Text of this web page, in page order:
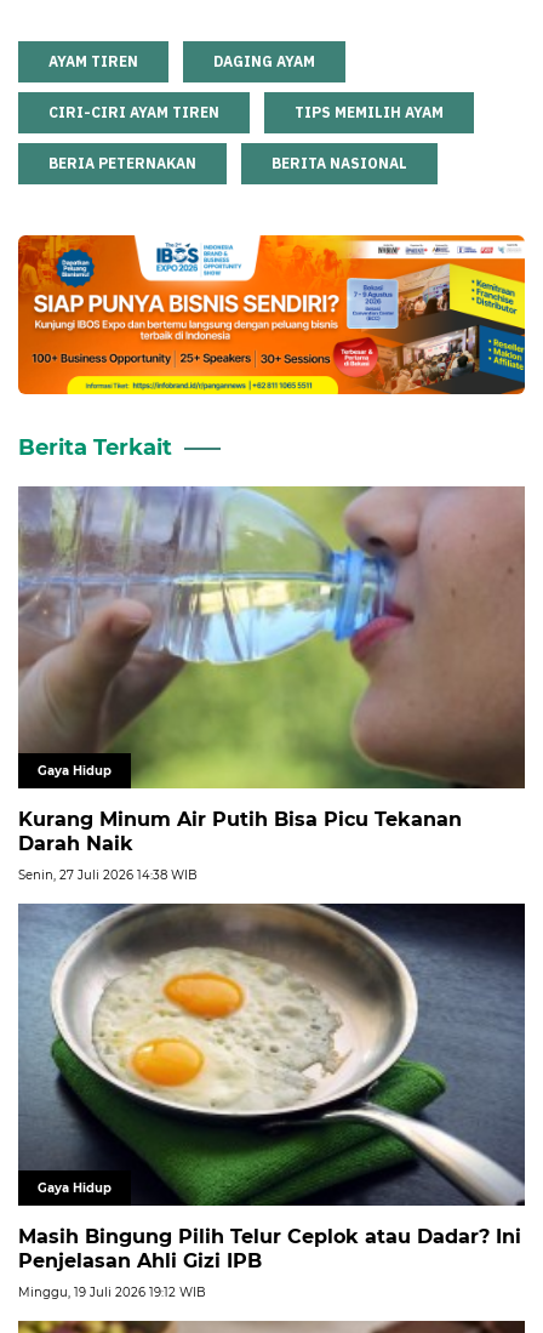
AYAM TIREN DAGING AYAM
CIRI-CIRI AYAM TIREN TIPS MEMILIH AYAM
BERIA PETERNAKAN BERITA NASIONAL
Berita Terkait
Gaya Hidup
Kurang Minum Air Putih Bisa Picu Tekanan
Darah Naik
Senin, 27 Juli 2026 14:38 WIB
Gaya Hidup
Masih Bingung Pilih Telur Ceplok atau Dadar? Ini
Penjelasan Ahli Gizi IPB
Minggu, 19 Juli 2026 19:12 WIB